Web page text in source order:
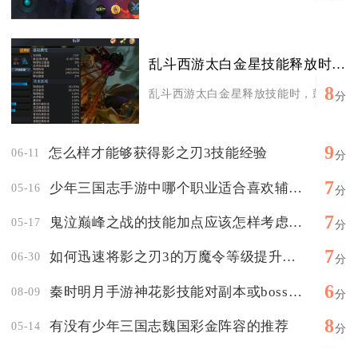
乱斗西游太白金星技能释放时有什么特效
乱斗西游太白金星释放技能时，鼓之舞
8分
06-11 怎么样才能够获得影之刃3技能经验 9分
05-16 少年三国志手游中哪个职业适合喜欢辅助的玩家 7分
05-17 鬼泣巅峰之战的技能加点应该怎样考虑角色特点 7分
06-30 如何迅速将影之刃3的万魔令等级提升至满级 7分
08-09 秦时明月手游神花影技能对副本或boss有何特殊效果 6分
05-14 有没有少年三国志魏国彩金阵容的推荐 8分